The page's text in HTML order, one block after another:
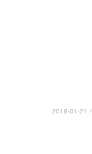
2019-01-21 /